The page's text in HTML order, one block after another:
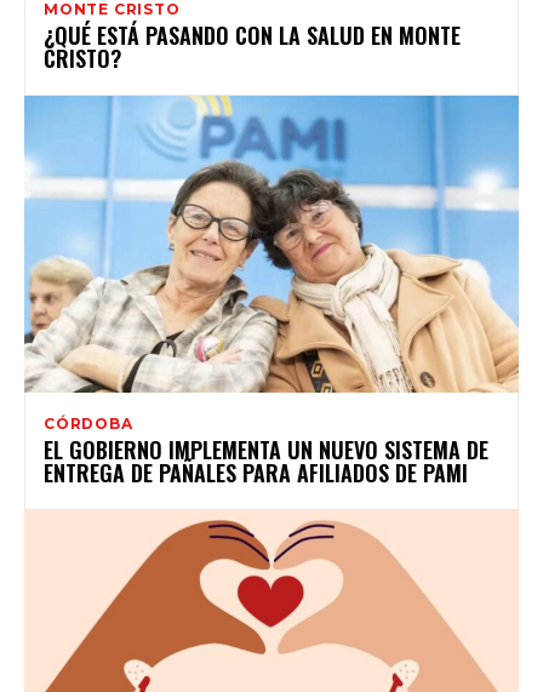
MONTE CRISTO
¿QUÉ ESTÁ PASANDO CON LA SALUD EN MONTE
CRISTO?
CÓRDOBA
EL GOBIERNO IMPLEMENTA UN NUEVO SISTEMA DE
ENTREGA DE PAÑALES PARA AFILIADOS DE PAMI